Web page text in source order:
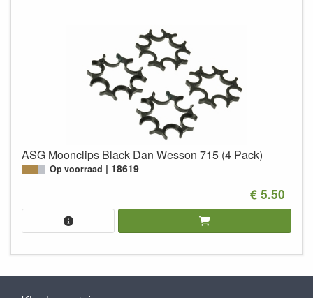
ASG Moonclips Black Dan Wesson 715 (4 Pack)
Op voorraad 18619
€ 5.50